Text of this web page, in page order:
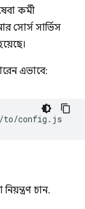
কর্মী
সোর্স সার্ভিস
এভাবে:
চান.